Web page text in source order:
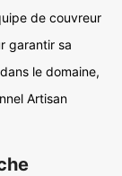
de couvreur
garantir sa
le domaine,
Artisan